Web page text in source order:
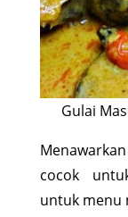
Gulai
cocok
untuk menu